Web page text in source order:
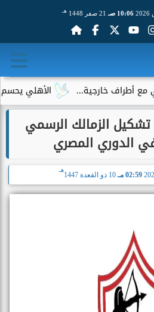
10:06 صـ 21 صفر 1448 هـ
الأهلي يحسم الجدل خارجية...
تشكيل الزمالك الرسمي
الدوري المصري
02:59 مـ 10 ذو القعدة 1447
هـ